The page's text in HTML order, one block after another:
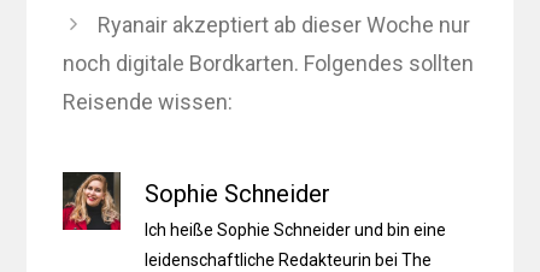
Ryanair akzeptiert ab dieser Woche nur
noch digitale Bordkarten. Folgendes sollten
Reisende wissen:
Sophie Schneider
Ich heiße Sophie Schneider und bin eine
leidenschaftliche Redakteurin bei The